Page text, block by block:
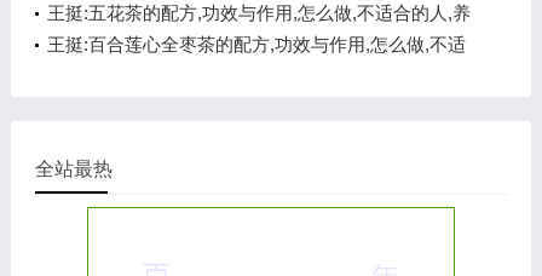
气温阳
王挺:五花茶的配方,功效与作用,怎么做,不适合的人,养
心安神
王挺:百合莲心全枣茶的配方,功效与作用,怎么做,不适
全站最热